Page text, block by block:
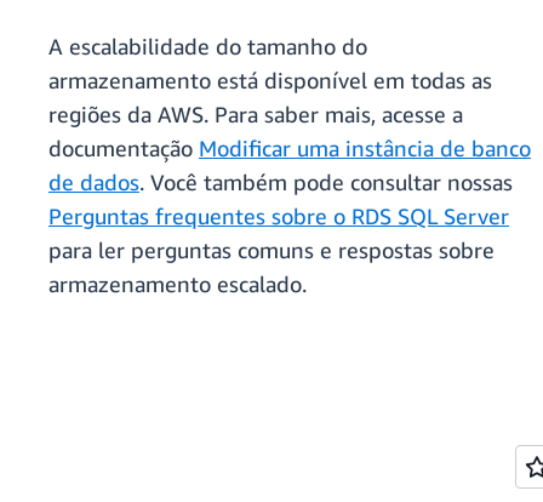
A escalabilidade do tamanho do
armazenamento está disponível em todas as
regiões da AWS. Para saber mais, acesse a
documentação Modificar uma instância de banco
de dados. Você também pode consultar nossas
Perguntas frequentes sobre o RDS SQL Server
para ler perguntas comuns e respostas sobre
armazenamento escalado.